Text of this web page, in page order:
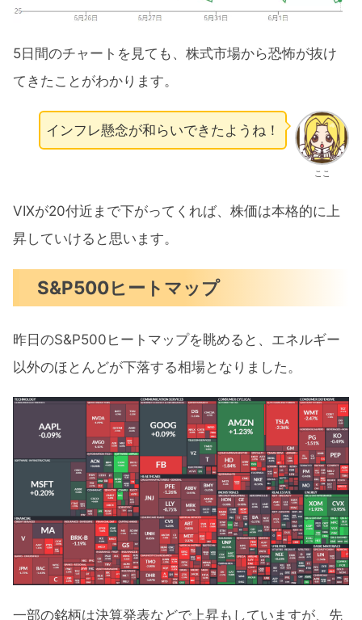
5日間のチャートを見ても、株式市場から恐怖が抜け
てきたことがわかります。
ここ
インフレ懸念が和らいできたようね！
VIXが20付近まで下がってくれば、株価は本格的に上
昇していけると思います。
S&P500ヒートマップ
昨日のS&P500ヒートマップを眺めると、エネルギー
以外のほとんどが下落する相場となりました。
一部の銘柄は決算発表などで上昇もしていますが、先